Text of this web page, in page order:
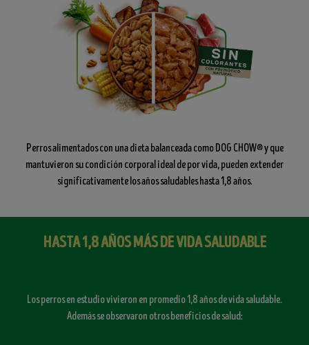
Perros alimentados con una dieta balanceada como DOG CHOW® y que
mantuvieron su condición corporal ideal de por vida, pueden extender
significativamente los años saludables hasta 1,8 años.
HASTA 1,8 AÑOS MÁS DE VIDA SALUDABLE
Los perros en estudio vivieron en promedio 1,8 años de vida saludable.
Además se observaron otros beneficios de salud: